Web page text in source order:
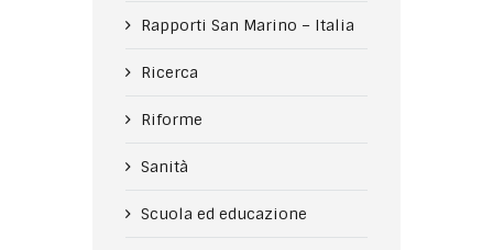
Rapporti San Marino – Italia
Ricerca
Riforme
Sanità
Scuola ed educazione